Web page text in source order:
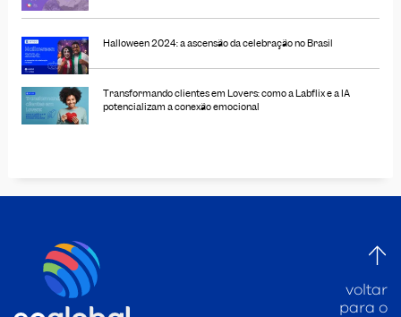
Halloween 2024: a ascensão da celebração no Brasil
Transformando clientes em Lovers: como a Labflix e a IA
potencializam a conexão emocional
voltar
para o